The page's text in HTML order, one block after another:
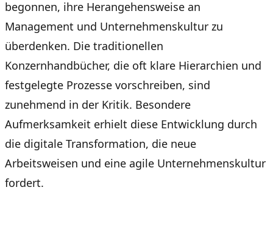
begonnen, ihre Herangehensweise an
Management und Unternehmenskultur zu
überdenken. Die traditionellen
Konzernhandbücher, die oft klare Hierarchien und
festgelegte Prozesse vorschreiben, sind
zunehmend in der Kritik. Besondere
Aufmerksamkeit erhielt diese Entwicklung durch
die digitale Transformation, die neue
Arbeitsweisen und eine agile Unternehmenskultur
fordert.